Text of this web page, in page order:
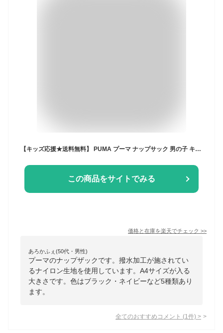
【キッズ応援★送料無料】 PUMA プーマ ナップサック 男の子 キッズ リュック リュックサック バックパック デイパック 拡張 A4 撥水 バッグ ジュニアバッグ 子供 かばん 通学 通園 年少 年長 年中 入園 幼稚園 小学生 低学年 遠足 クラブ 部活 運動 スポーツ
この商品をサイトでみる
価格と在庫を楽天でチェック >>
あろかふぇ(50代・男性)
プーマのナップザックです。撥水加工が施されてい
るナイロン生地を使用しています。A4サイズが入る
大きさです。色はブラック・ネイビーなど5種類あり
ます。
全てのおすすめコメント (1 件) >